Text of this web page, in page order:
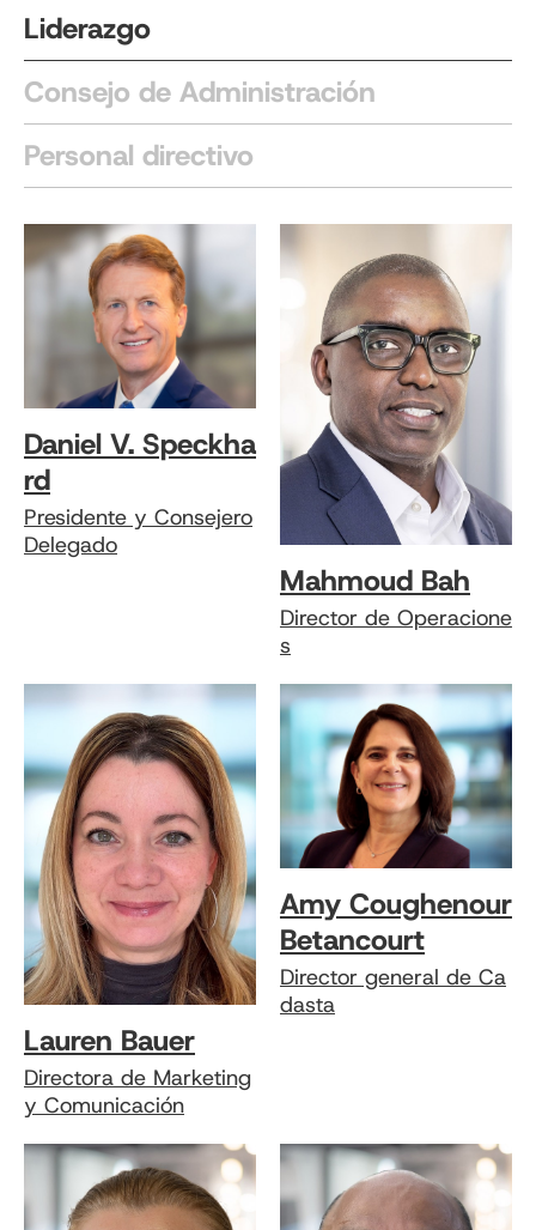
Liderazgo
Consejo de Administración
Personal directivo
Daniel V. Speckha
rd
Presidente y Consejero
Delegado
Mahmoud Bah
Director de Operacione
s
Lauren Bauer
Directora de Marketing
y Comunicación
Amy Coughenour
Betancourt
Director general de Ca
dasta